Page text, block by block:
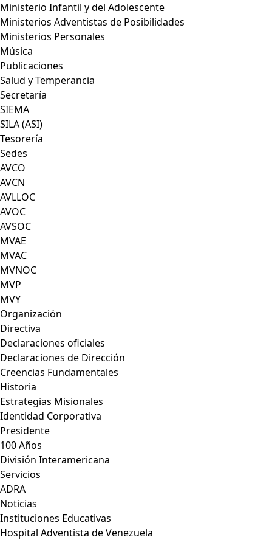
Ministerio Infantil y del Adolescente
Ministerios Adventistas de Posibilidades
Ministerios Personales
Música
Publicaciones
Salud y Temperancia
Secretaría
SIEMA
SILA (ASI)
Tesorería
Sedes
AVCO
AVCN
AVLLOC
AVOC
AVSOC
MVAE
MVAC
MVNOC
MVP
MVY
Organización
Directiva
Declaraciones oficiales
Declaraciones de Dirección
Creencias Fundamentales
Historia
Estrategias Misionales
Identidad Corporativa
Presidente
100 Años
División Interamericana
Servicios
ADRA
Noticias
Instituciones Educativas
Hospital Adventista de Venezuela